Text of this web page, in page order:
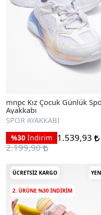
mnpc Kız Çocuk Günlük
Ayakkabı
SPOR AYAKKABI
%30 İndirim
1.539,93
2.199,90
ÜCRETSIZ KARGO
2. ÜRÜNE %30 INDIRIM